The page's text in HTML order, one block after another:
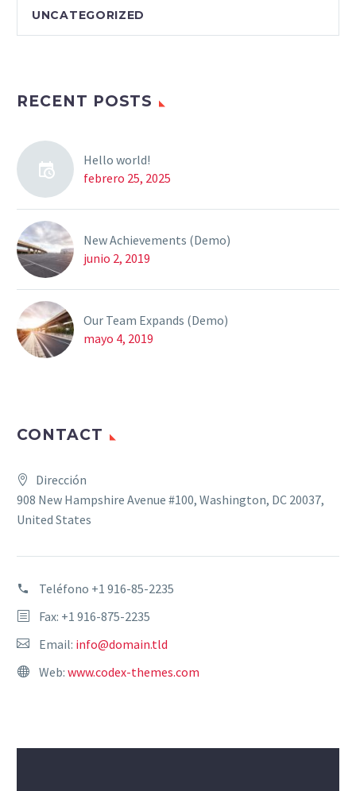
UNCATEGORIZED
RECENT POSTS
Hello world!
febrero 25, 2025
New Achievements (Demo)
junio 2, 2019
Our Team Expands (Demo)
mayo 4, 2019
CONTACT
Dirección
908 New Hampshire Avenue #100, Washington, DC 20037,
United States
Teléfono +1 916-85-2235
Fax: +1 916-875-2235
Email: info@domain.tld
Web: www.codex-themes.com